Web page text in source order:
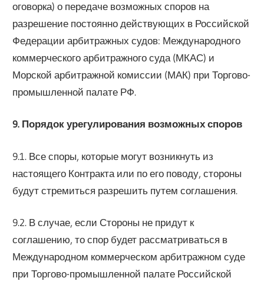
оговорка) о передаче возможных споров на
разрешение постоянно действующих в Российской
Федерации арбитражных судов: Международного
коммерческого арбитражного суда (МКАС) и
Морской арбитражной комиссии (МАК) при Торгово-
промышленной палате РФ.
9. Порядок урегулирования возможных споров
9.1. Все споры, которые могут возникнуть из
настоящего Контракта или по его поводу, стороны
будут стремиться разрешить путем соглашения.
9.2. В случае, если Стороны не придут к
соглашению, то спор будет рассматриваться в
Международном коммерческом арбитражном суде
при Торгово-промышленной палате Российской